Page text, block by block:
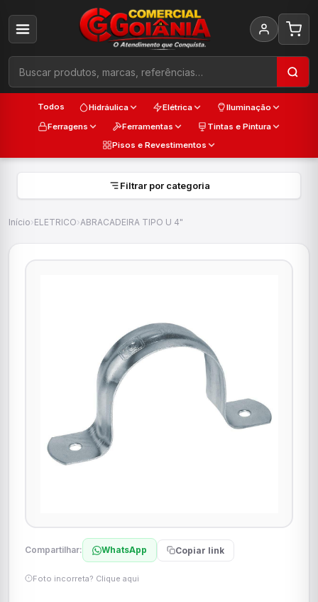
Todos Hidráulica Elétrica
Iluminação
Ferragens
Ferramentas
Tintas e Pintura
Pisos e Revestimentos
Filtrar por categoria
Início›ELETRICO›ABRACADEIRA TIPO U 4"
Compartilhar: WhatsApp Copiar link
Foto incorreta? Clique aqui